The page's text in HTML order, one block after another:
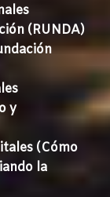
(RUNDA)
y
(Cómo
la